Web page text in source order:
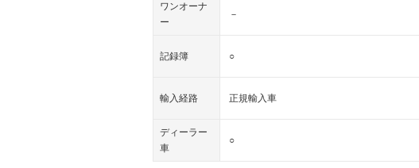
ワンオーナ
ー
－
記録簿 ○
輸入経路 正規輸入車
ディーラー
車
○